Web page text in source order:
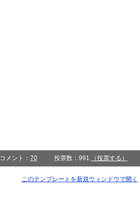
コメント： 70 投票数：991 （投票する）
このテンプレートを新規ウィンドウで開